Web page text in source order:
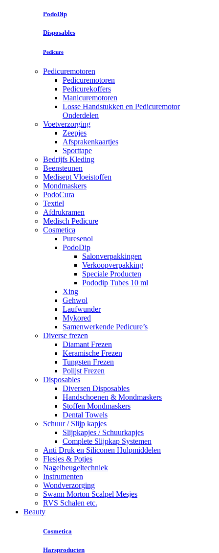
PodoDip
Disposables
Pedicure
Pedicuremotoren
Pedicuremotoren
Pedicurekoffers
Manicuremotoren
Losse Handstukken en Pedicuremotor
Onderdelen
Voetverzorging
Zeepjes
Afsprakenkaartjes
Sporttape
Bedrijfs Kleding
Beensteunen
Medisept Vloeistoffen
Mondmaskers
PodoCura
Textiel
Afdrukramen
Medisch Pedicure
Cosmetica
Puresenol
PodoDip
Salonverpakkingen
Verkoopverpakking
Speciale Producten
Pododip Tubes 10 ml
Xing
Gehwol
Laufwunder
Mykored
Samenwerkende Pedicure’s
Diverse frezen
Diamant Frezen
Keramische Frezen
Tungsten Frezen
Polijst Frezen
Disposables
Diversen Disposables
Handschoenen & Mondmaskers
Stoffen Mondmaskers
Dental Towels
Schuur / Slijp kapjes
Slijpkapjes / Schuurkapjes
Complete Slijpkap Systemen
Anti Druk en Siliconen Hulpmiddelen
Flesjes & Potjes
Nagelbeugeltechniek
Instrumenten
Wondverzorging
Swann Morton Scalpel Mesjes
RVS Schalen etc.
Beauty
Cosmetica
Harsproducten